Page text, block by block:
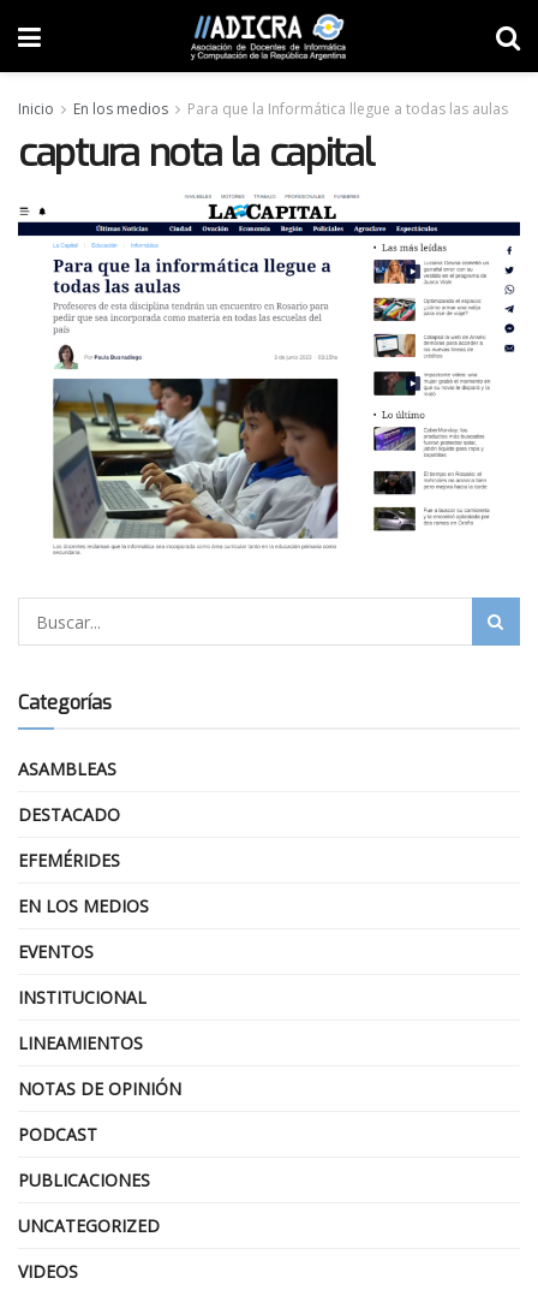
Inicio En los medios Para que la Informática llegue a todas las aulas
captura nota la capital
Categorías
ASAMBLEAS
DESTACADO
EFEMÉRIDES
EN LOS MEDIOS
EVENTOS
INSTITUCIONAL
LINEAMIENTOS
NOTAS DE OPINIÓN
PODCAST
PUBLICACIONES
UNCATEGORIZED
VIDEOS